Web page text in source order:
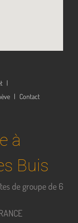
Contact
à
Buis
de groupe de 6